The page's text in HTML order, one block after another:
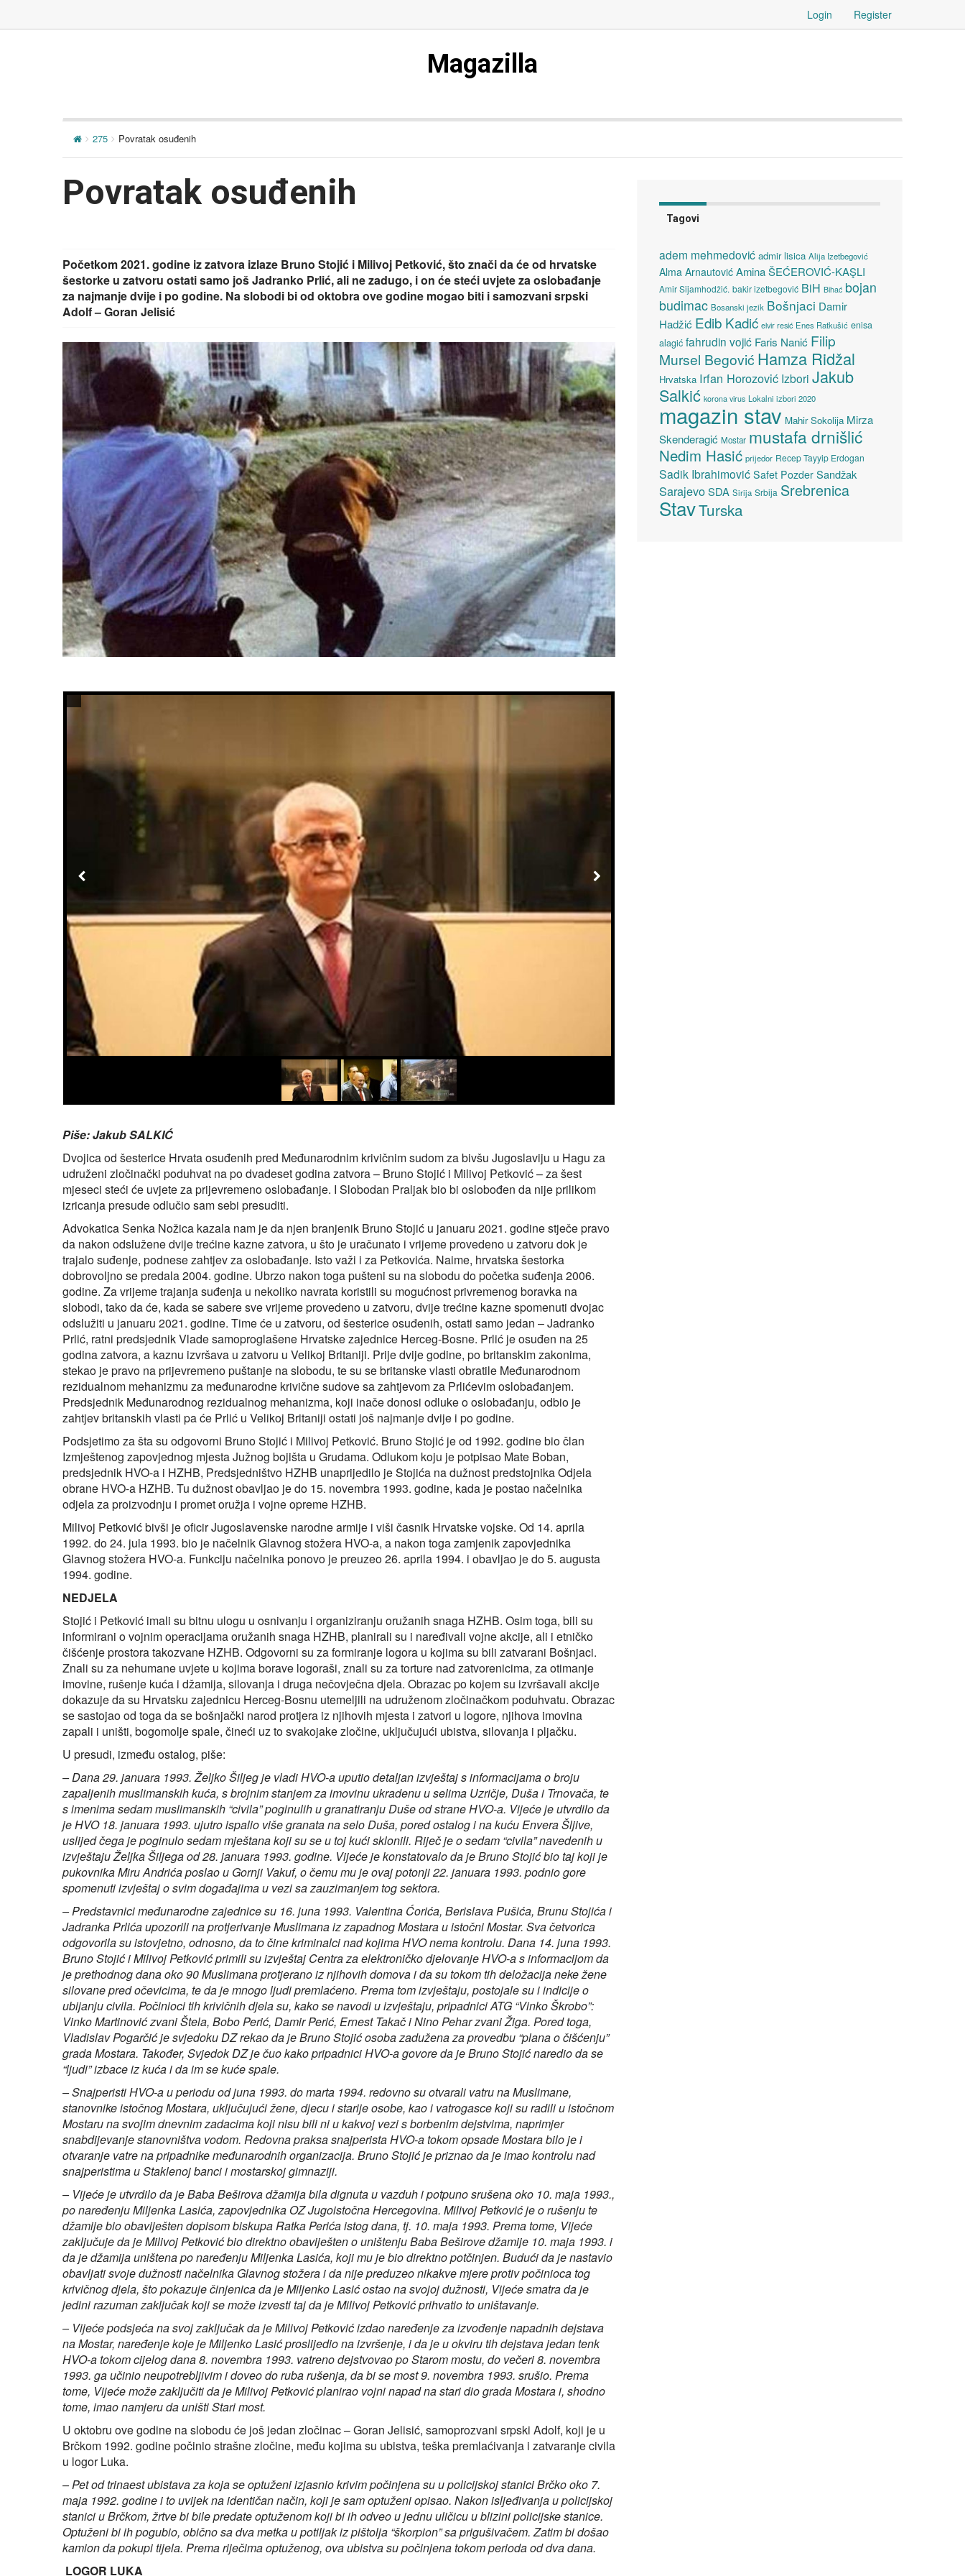
Login Register
Magazilla
275 Povratak osuđenih
Povratak osuđenih
Početkom 2021. godine iz zatvora izlaze Bruno Stojić i Milivoj Petković, što znači da će od hrvatske
šestorke u zatvoru ostati samo još Jadranko Prlić, ali ne zadugo, i on će steći uvjete za oslobađanje
za najmanje dvije i po godine. Na slobodi bi od oktobra ove godine mogao biti i samozvani srpski
Adolf – Goran Jelisić
Piše: Jakub SALKIĆ
Dvojica od šesterice Hrvata osuđenih pred Međunarodnim krivičnim sudom za bivšu Jugoslaviju u Hagu za
udruženi zločinački poduhvat na po dvadeset godina zatvora – Bruno Stojić i Milivoj Petković – za šest
mjeseci steći će uvjete za prijevremeno oslobađanje. I Slobodan Praljak bio bi oslobođen da nije prilikom
izricanja presude odlučio sam sebi presuditi.
Advokatica Senka Nožica kazala nam je da njen branjenik Bruno Stojić u januaru 2021. godine stječe pravo
da nakon odslužene dvije trećine kazne zatvora, u što je uračunato i vrijeme provedeno u zatvoru dok je
trajalo suđenje, podnese zahtjev za oslobađanje. Isto važi i za Petkovića. Naime, hrvatska šestorka
dobrovoljno se predala 2004. godine. Ubrzo nakon toga pušteni su na slobodu do početka suđenja 2006.
godine. Za vrijeme trajanja suđenja u nekoliko navrata koristili su mogućnost privremenog boravka na
slobodi, tako da će, kada se sabere sve vrijeme provedeno u zatvoru, dvije trećine kazne spomenuti dvojac
odslužiti u januaru 2021. godine. Time će u zatvoru, od šesterice osuđenih, ostati samo jedan – Jadranko
Prlić, ratni predsjednik Vlade samoproglašene Hrvatske zajednice Herceg-Bosne. Prlić je osuđen na 25
godina zatvora, a kaznu izvršava u zatvoru u Velikoj Britaniji. Prije dvije godine, po britanskim zakonima,
stekao je pravo na prijevremeno puštanje na slobodu, te su se britanske vlasti obratile Međunarodnom
rezidualnom mehanizmu za međunarodne krivične sudove sa zahtjevom za Prlićevim oslobađanjem.
Predsjednik Međunarodnog rezidualnog mehanizma, koji inače donosi odluke o oslobađanju, odbio je
zahtjev britanskih vlasti pa će Prlić u Velikoj Britaniji ostati još najmanje dvije i po godine.
Podsjetimo za šta su odgovorni Bruno Stojić i Milivoj Petković. Bruno Stojić je od 1992. godine bio član
Izmještenog zapovjednog mjesta Južnog bojišta u Grudama. Odlukom koju je potpisao Mate Boban,
predsjednik HVO-a i HZHB, Predsjedništvo HZHB unaprijedilo je Stojića na dužnost predstojnika Odjela
obrane HVO-a HZHB. Tu dužnost obavljao je do 15. novembra 1993. godine, kada je postao načelnika
odjela za proizvodnju i promet oružja i vojne opreme HZHB.
Milivoj Petković bivši je oficir Jugoslavenske narodne armije i viši časnik Hrvatske vojske. Od 14. aprila
1992. do 24. jula 1993. bio je načelnik Glavnog stožera HVO-a, a nakon toga zamjenik zapovjednika
Glavnog stožera HVO-a. Funkciju načelnika ponovo je preuzeo 26. aprila 1994. i obavljao je do 5. augusta
1994. godine.
NEDJELA
Stojić i Petković imali su bitnu ulogu u osnivanju i organiziranju oružanih snaga HZHB. Osim toga, bili su
informirani o vojnim operacijama oružanih snaga HZHB, planirali su i naređivali vojne akcije, ali i etničko
čišćenje prostora takozvane HZHB. Odgovorni su za formiranje logora u kojima su bili zatvarani Bošnjaci.
Znali su za nehumane uvjete u kojima borave logoraši, znali su za torture nad zatvorenicima, za otimanje
imovine, rušenje kuća i džamija, silovanja i druga nečovječna djela. Obrazac po kojem su izvršavali akcije
dokazuje da su Hrvatsku zajednicu Herceg-Bosnu utemeljili na udruženom zločinačkom poduhvatu. Obrazac
se sastojao od toga da se bošnjački narod protjera iz njihovih mjesta i zatvori u logore, njihova imovina
zapali i uništi, bogomolje spale, čineći uz to svakojake zločine, uključujući ubistva, silovanja i pljačku.
U presudi, između ostalog, piše:
– Dana 29. januara 1993. Željko Šiljeg je vladi HVO-a uputio detaljan izvještaj s informacijama o broju
zapaljenih muslimanskih kuća, s brojnim stanjem za imovinu ukradenu u selima Uzričje, Duša i Trnovača, te
s imenima sedam muslimanskih “civila” poginulih u granatiranju Duše od strane HVO-a. Vijeće je utvrdilo da
je HVO 18. januara 1993. ujutro ispalio više granata na selo Duša, pored ostalog i na kuću Envera Šljive,
uslijed čega je poginulo sedam mještana koji su se u toj kući sklonili. Riječ je o sedam “civila” navedenih u
izvještaju Željka Šiljega od 28. januara 1993. godine. Vijeće je konstatovalo da je Bruno Stojić bio taj koji je
pukovnika Miru Andrića poslao u Gornji Vakuf, o čemu mu je ovaj potonji 22. januara 1993. podnio gore
spomenuti izvještaj o svim događajima u vezi sa zauzimanjem tog sektora.
– Predstavnici međunarodne zajednice su 16. juna 1993. Valentina Ćorića, Berislava Pušića, Brunu Stojića i
Jadranka Prlića upozorili na protjerivanje Muslimana iz zapadnog Mostara u istočni Mostar. Sva četvorica
odgovorila su istovjetno, odnosno, da to čine kriminalci nad kojima HVO nema kontrolu. Dana 14. juna 1993.
Bruno Stojić i Milivoj Petković primili su izvještaj Centra za elektroničko djelovanje HVO-a s informacijom da
je prethodnog dana oko 90 Muslimana protjerano iz njihovih domova i da su tokom tih deložacija neke žene
silovane pred očevicima, te da je mnogo ljudi premlaćeno. Prema tom izvještaju, postojale su i indicije o
ubijanju civila. Počinioci tih krivičnih djela su, kako se navodi u izvještaju, pripadnici ATG “Vinko Škrobo”:
Vinko Martinović zvani Štela, Bobo Perić, Damir Perić, Ernest Takač i Nino Pehar zvani Žiga. Pored toga,
Vladislav Pogarčić je svjedoku DZ rekao da je Bruno Stojić osoba zadužena za provedbu “plana o čišćenju”
grada Mostara. Također, Svjedok DZ je čuo kako pripadnici HVO‑a govore da je Bruno Stojić naredio da se
“ljudi” izbace iz kuća i da im se kuće spale.
– Snajperisti HVO-a u periodu od juna 1993. do marta 1994. redovno su otvarali vatru na Muslimane,
stanovnike istočnog Mostara, uključujući žene, djecu i starije osobe, kao i vatrogasce koji su radili u istočnom
Mostaru na svojim dnevnim zadacima koji nisu bili ni u kakvoj vezi s borbenim dejstvima, naprimjer
snabdijevanje stanovništva vodom. Redovna praksa snajperista HVO-a tokom opsade Mostara bilo je i
otvaranje vatre na pripadnike međunarodnih organizacija. Bruno Stojić je priznao da je imao kontrolu nad
snajperistima u Staklenoj banci i mostarskoj gimnaziji.
– Vijeće je utvrdilo da je Baba Beširova džamija bila dignuta u vazduh i potpuno srušena oko 10. maja 1993.,
po naređenju Miljenka Lasića, zapovjednika OZ Jugoistočna Hercegovina. Milivoj Petković je o rušenju te
džamije bio obaviješten dopisom biskupa Ratka Perića istog dana, tj. 10. maja 1993. Prema tome, Vijeće
zaključuje da je Milivoj Petković bio direktno obaviješten o uništenju Baba Beširove džamije 10. maja 1993. i
da je džamija uništena po naređenju Miljenka Lasića, koji mu je bio direktno potčinjen. Budući da je nastavio
obavljati svoje dužnosti načelnika Glavnog stožera i da nije preduzeo nikakve mjere protiv počinioca tog
krivičnog djela, što pokazuje činjenica da je Miljenko Lasić ostao na svojoj dužnosti, Vijeće smatra da je
jedini razuman zaključak koji se može izvesti taj da je Milivoj Petković prihvatio to uništavanje.
– Vijeće podsjeća na svoj zaključak da je Milivoj Petković izdao naređenje za izvođenje napadnih dejstava
na Mostar, naređenje koje je Miljenko Lasić proslijedio na izvršenje, i da je u okviru tih dejstava jedan tenk
HVO-a tokom cijelog dana 8. novembra 1993. vatreno dejstvovao po Starom mostu, do večeri 8. novembra
1993. ga učinio neupotrebljivim i doveo do ruba rušenja, da bi se most 9. novembra 1993. srušio. Prema
tome, Vijeće može zaključiti da je Milivoj Petković planirao vojni napad na stari dio grada Mostara i, shodno
tome, imao namjeru da uništi Stari most.
U oktobru ove godine na slobodu će još jedan zločinac – Goran Jelisić, samoprozvani srpski Adolf, koji je u
Brčkom 1992. godine počinio strašne zločine, među kojima su ubistva, teška premlaćivanja i zatvaranje civila
u logor Luka.
– Pet od trinaest ubistava za koja se optuženi izjasnio krivim počinjena su u policijskoj stanici Brčko oko 7.
maja 1992. godine i to uvijek na identičan način, koji je sam optuženi opisao. Nakon isljeđivanja u policijskoj
stanici u Brčkom, žrtve bi bile predate optuženom koji bi ih odveo u jednu uličicu u blizini policijske stanice.
Optuženi bi ih pogubio, obično sa dva metka u potiljak iz pištolja “škorpion” sa prigušivačem. Zatim bi došao
kamion da pokupi tijela. Prema riječima optuženog, ova ubistva su počinjena tokom perioda od dva dana.
LOGOR LUKA
Tagovi
adem mehmedović admir lisica Alija Izetbegović
Alma Arnautović Amina ŠEĆEROVIĆ-KAŞLI
Amir Sijamhodžić. bakir izetbegović BiH Bihać bojan
budimac Bosanski jezik Bošnjaci Damir
Hadžić Edib Kadić elvir resić Enes Ratkušić enisa
alagić fahrudin vojić Faris Nanić Filip
Mursel Begović Hamza Ridžal
Hrvatska Irfan Horozović Izbori Jakub
Salkić korona virus Lokalni izbori 2020
magazin stav Mahir Sokolija Mirza
Skenderagić Mostar mustafa drnišlić
Nedim Hasić prijedor Recep Tayyip Erdogan
Sadik Ibrahimović Safet Pozder Sandžak
SarajevoSDA Sirija Srbija Srebrenica
StavTurska